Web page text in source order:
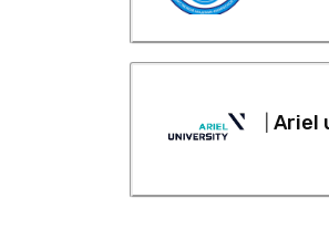
Ariel